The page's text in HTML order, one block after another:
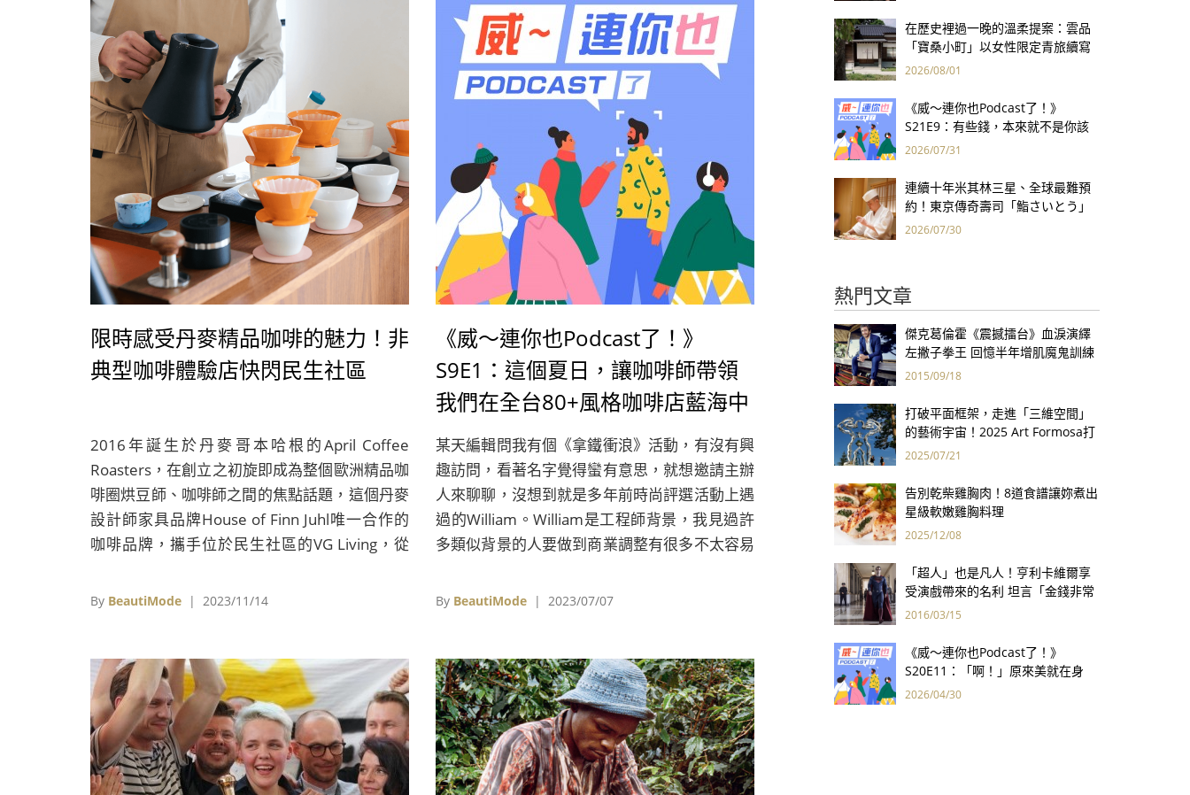
限時感受丹麥精品咖啡的魅力！非
典型咖啡體驗店快閃民生社區
2016年誕生於丹麥哥本哈根的April Coffee
Roasters，在創立之初旋即成為整個歐洲精品咖
啡圈烘豆師、咖啡師之間的焦點話題，這個丹麥
設計師家具品牌House of Finn Juhl唯一合作的
咖啡品牌，攜手位於民生社區的VG Living，從
有2019 World Brewers Cup世界咖啡沖煮大賽
「咖啡界奧斯卡」之稱的COE卓越盃2023年冠
軍的藝伎咖啡豆。
By BeautiMode | 2023/11/14
《威～連你也Podcast了！》
S9E1：這個夏日，讓咖啡師帶領
我們在全台80+風格咖啡店藍海中
盡情體驗夏日《拿鐵衝浪》！
ft.Flavor CEO 吳威賦William
某天編輯問我有個《拿鐵衝浪》活動，有沒有興
趣訪問，看著名字覺得蠻有意思，就想邀請主辦
人來聊聊，沒想到就是多年前時尚評選活動上遇
過的William。William是工程師背景，我見過許
多類似背景的人要做到商業調整有很多不太容易
了，外型上頭髮留長，交談後則發現他更有自信
CEO對於自己平台都該有的期許，看出他的積極
與願景。
By BeautiMode | 2023/07/07
在歷史裡過一晚的溫柔提案：雲品
「寶桑小町」以女性限定青旅續寫
台東老屋記憶
2026/08/01
《威～連你也Podcast了！》
S21E9：有些錢，本來就不是你該
賺的——讀《一個投機者的告白》
2026/07/31
連續十年米其林三星、全球最難預
約！東京傳奇壽司「鮨さいとう」
為何破例首度來台？
2026/07/30
熱門文章
傑克葛倫霍《震撼擂台》血淚演繹
左撇子拳王 回憶半年增肌魔鬼訓練
「一輩子想到都怕」
2015/09/18
打破平面框架，走進「三維空間」
的藝術宇宙！2025 Art Formosa打
開立體創作的大門
2025/07/21
告別乾柴雞胸肉！8道食譜讓妳煮出
星級軟嫩雞胸料理
2025/12/08
「超人」也是凡人！亨利卡維爾享
受演戲帶來的名利 坦言「金錢非常
重要！」
2016/03/15
《威～連你也Podcast了！》
S20E11：「啊！」原來美就在身
邊！感受日常，建造自我的《學美
2026/04/30